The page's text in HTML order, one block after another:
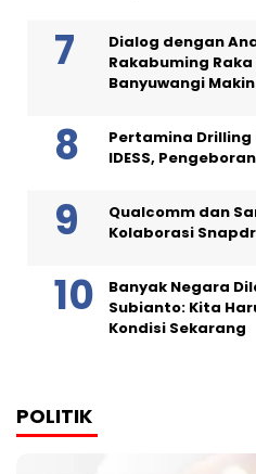
Dialog dengan
Rakabuming
Banyuwangi
Pertamina Drilling
IDESS,
Qualcomm dan
Kolaborasi
Banyak Negara
Subianto: Kita
Kondisi Sekarang
POLITIK